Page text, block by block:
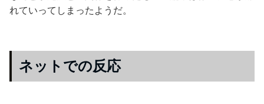
れていってしまったようだ。
ネットでの反応